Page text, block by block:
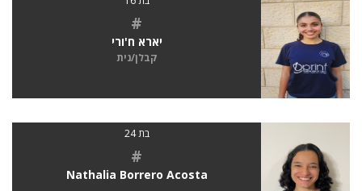
#
יארא ח'ורי
קבלן/נית
בת 24
#
Nathalia Borrero Acosta